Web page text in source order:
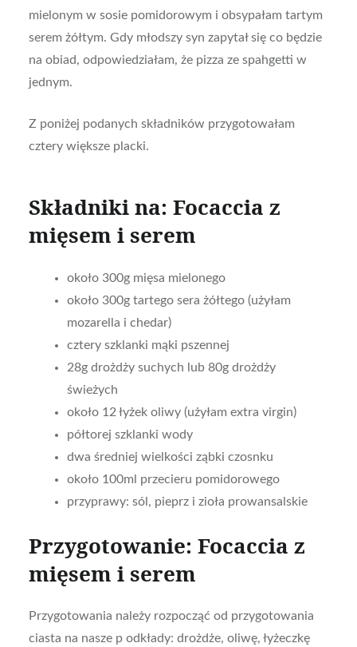
mielonym w sosie pomidorowym i obsypałam tartym
serem żółtym. Gdy młodszy syn zapytał się co będzie
na obiad, odpowiedziałam, że pizza ze spahgetti w
jednym.
Z poniżej podanych składników przygotowałam
cztery większe placki.
Składniki na: Focaccia z
mięsem i serem
około 300g mięsa mielonego
około 300g tartego sera żółtego (użyłam
mozarella i chedar)
cztery szklanki mąki pszennej
28g drożdży suchych lub 80g drożdży
świeżych
około 12 łyżek oliwy (użyłam extra virgin)
półtorej szklanki wody
dwa średniej wielkości ząbki czosnku
około 100ml przecieru pomidorowego
przyprawy: sól, pieprz i zioła prowansalskie
Przygotowanie: Focaccia z
mięsem i serem
Przygotowania należy rozpocząć od przygotowania
ciasta na nasze p odkłady: drożdże, oliwę, łyżeczkę